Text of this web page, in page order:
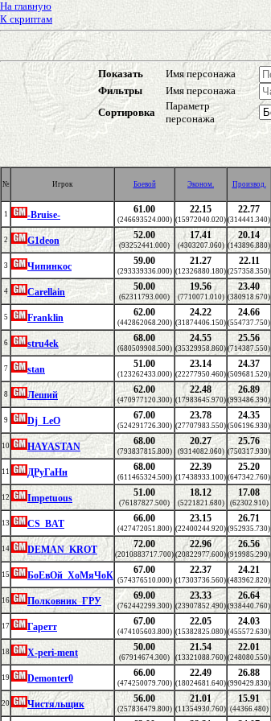
На главную
К скриптам
Показать Имя персонажа
Фильтры
Имя персонажа
Сортировка
Параметр
персонажа
№ Игрок Боевой Эконом. Производ.
1 -Bruise- 61.00
(246693524.000)
22.15
(15972040.020)
22.77
(314441.340)
2 G1deon 52.00
(93252441.000)
17.41
(4303207.060)
20.14
(143896.880)
3 Чипинкос 59.00
(293339336.000)
21.27
(12326880.180)
22.11
(257358.350)
4 Carellain 50.00
(62311793.000)
19.56
(7710071.010)
23.40
(380918.670)
5 Franklin 62.00
(442862068.200)
24.22
(31874406.150)
24.66
(554737.750)
6 stru4ek 68.00
(680509908.500)
24.55
(35329958.860)
25.56
(714387.550)
7 stan 51.00
(123262433.000)
23.14
(22277950.460)
24.37
(509681.520)
8 Леший 62.00
(470977120.300)
22.48
(17983645.970)
26.89
(993486.390)
9 Dj_LeO 67.00
(524291726.300)
23.78
(27707983.550)
24.35
(506196.930)
10 HAYASTAN 68.00
(793837815.800)
20.27
(9314082.060)
25.76
(750317.930)
11 ДРуГаНн 68.00
(611465324.500)
22.39
(17438933.100)
25.20
(647342.760)
12 Impetuous 51.00
(76187827.500)
18.12
(5221821.680)
17.08
(62302.910)
13 CS_BAT 66.00
(427472051.800)
23.15
(22400244.920)
26.71
(952935.730)
14 DEMAN_KROT 72.00
(2010883717.700)
22.96
(20822977.600)
26.56
(919985.290)
15 БоЕвОй_ХоМяЧоК 67.00
(574376510.000)
22.37
(17303736.560)
24.21
(483962.820)
16 Полковник_ГРУ 69.00
(762442299.300)
23.33
(23907852.490)
26.64
(938440.760)
17 Гаретт 67.00
(474105603.800)
22.05
(15382825.080)
24.03
(455572.630)
18 X-peri-ment 50.00
(67914674.300)
21.54
(13321088.760)
22.01
(248080.550)
19 Demonter0 66.00
(474250079.700)
22.49
(18024681.640)
26.88
(990429.830)
20 Чистяльщик 56.00
(257836479.800)
21.01
(11354930.760)
15.91
(44366.480)